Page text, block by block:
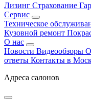
Лизинг Страхование
Сервис
Техническое
Кузовной ремонт
О нас
Новости Видеообзоры
ответы Контакты в
Адреса салонов